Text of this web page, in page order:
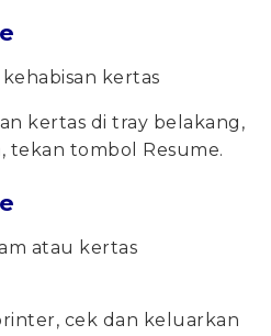
kertas
kertas di tray belakang,
tekan tombol Resume.
atau kertas
cek dan keluarkan